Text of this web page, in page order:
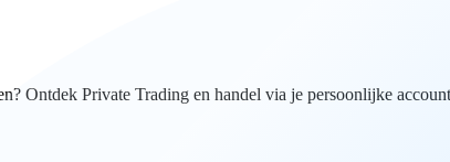
Ontdek Private Trading en handel via je persoonlijke